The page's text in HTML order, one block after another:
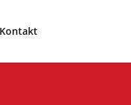
Kontakt